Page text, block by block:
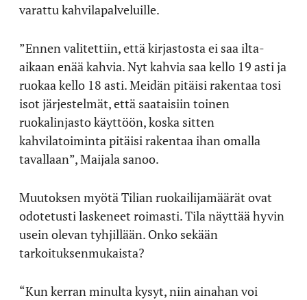
varattu kahvilapalveluille.
”Ennen valitettiin, että kirjastosta ei saa ilta-
aikaan enää kahvia. Nyt kahvia saa kello 19 asti ja
ruokaa kello 18 asti. Meidän pitäisi rakentaa tosi
isot järjestelmät, että saataisiin toinen
ruokalinjasto käyttöön, koska sitten
kahvilatoiminta pitäisi rakentaa ihan omalla
tavallaan”, Maijala sanoo.
Muutoksen myötä Tilian ruokailijamäärät ovat
odotetusti laskeneet roimasti. Tila näyttää hyvin
usein olevan tyhjillään. Onko sekään
tarkoituksenmukaista?
“Kun kerran minulta kysyt, niin ainahan voi